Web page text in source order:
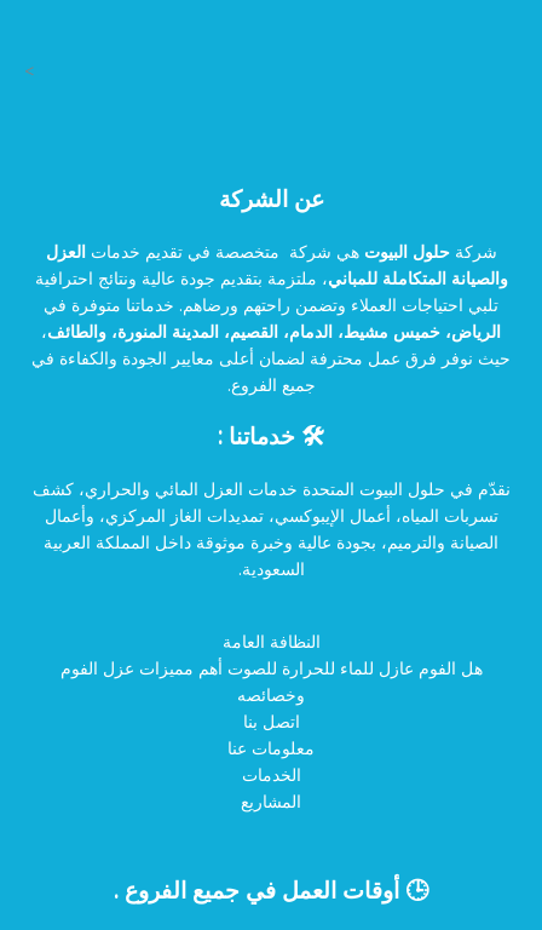
>
عن الشركة
شركةحلول البيوت هي شركة متخصصة في تقديم خدماتالعزل
والصيانة المتكاملة للمباني، ملتزمة بتقديم جودة عالية ونتائج احترافية
تلبي احتياجات العملاء وتضمن راحتهم ورضاهم. خدماتنا متوفرة في
الرياض، خميس مشيط، الدمام، القصيم، المدينة المنورة، والطائف،
حيث نوفر فرق عمل محترفة لضمان أعلى معايير الجودة والكفاءة في
جميع الفروع.
🛠️ خدماتنا :
نقدّم في حلول البيوت المتحدة خدمات العزل المائي والحراري، كشف
تسربات المياه، أعمال الإيبوكسي، تمديدات الغاز المركزي، وأعمال
الصيانة والترميم، بجودة عالية وخبرة موثوقة داخل المملكة العربية
السعودية.
النظافة العامة
هل الفوم عازل للماء للحرارة للصوت أهم مميزات عزل الفوم
وخصائصه
اتصل بنا
معلومات عنا
الخدمات
المشاريع
🕒 أوقات العمل في جميع الفروع .